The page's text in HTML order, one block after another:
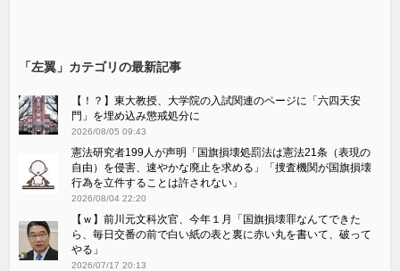
「左翼」カテゴリの最新記事
【！？】東大教授、大学院の入試関連のページに「六四天安
門」を埋め込み懲戒処分に
2026/08/05 09:43
憲法研究者199人が声明「国旗損壊処罰法は憲法21条（表現の
自由）を侵害、速やかな廃止を求める」「捜査機関が国旗損壊
行為を立件することは許されない」
2026/08/04 22:20
【ｗ】前川元文科次官、今年１月「国旗損壊罪なんてできた
ら、毎日交番の前で白い紙の表と裏に赤い丸を書いて、破って
やる」
2026/07/17 20:13